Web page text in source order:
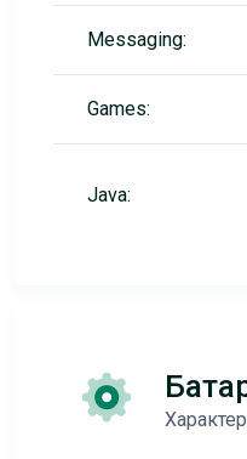
Messaging:
Games:
Java: